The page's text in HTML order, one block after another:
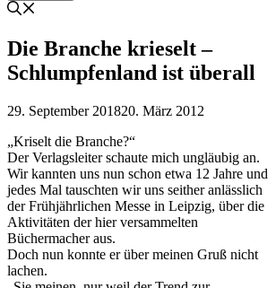
Die Branche krieselt –
Schlumpfenland ist überall
29. September 201820. März 2012
„Kriselt die Branche?“
Der Verlagsleiter schaute mich ungläubig an.
Wir kannten uns nun schon etwa 12 Jahre und
jedes Mal tauschten wir uns seither anlässlich
der Frühjährlichen Messe in Leipzig, über die
Aktivitäten der hier versammelten
Büchermacher aus.
Doch nun konnte er über meinen Gruß nicht
lachen.